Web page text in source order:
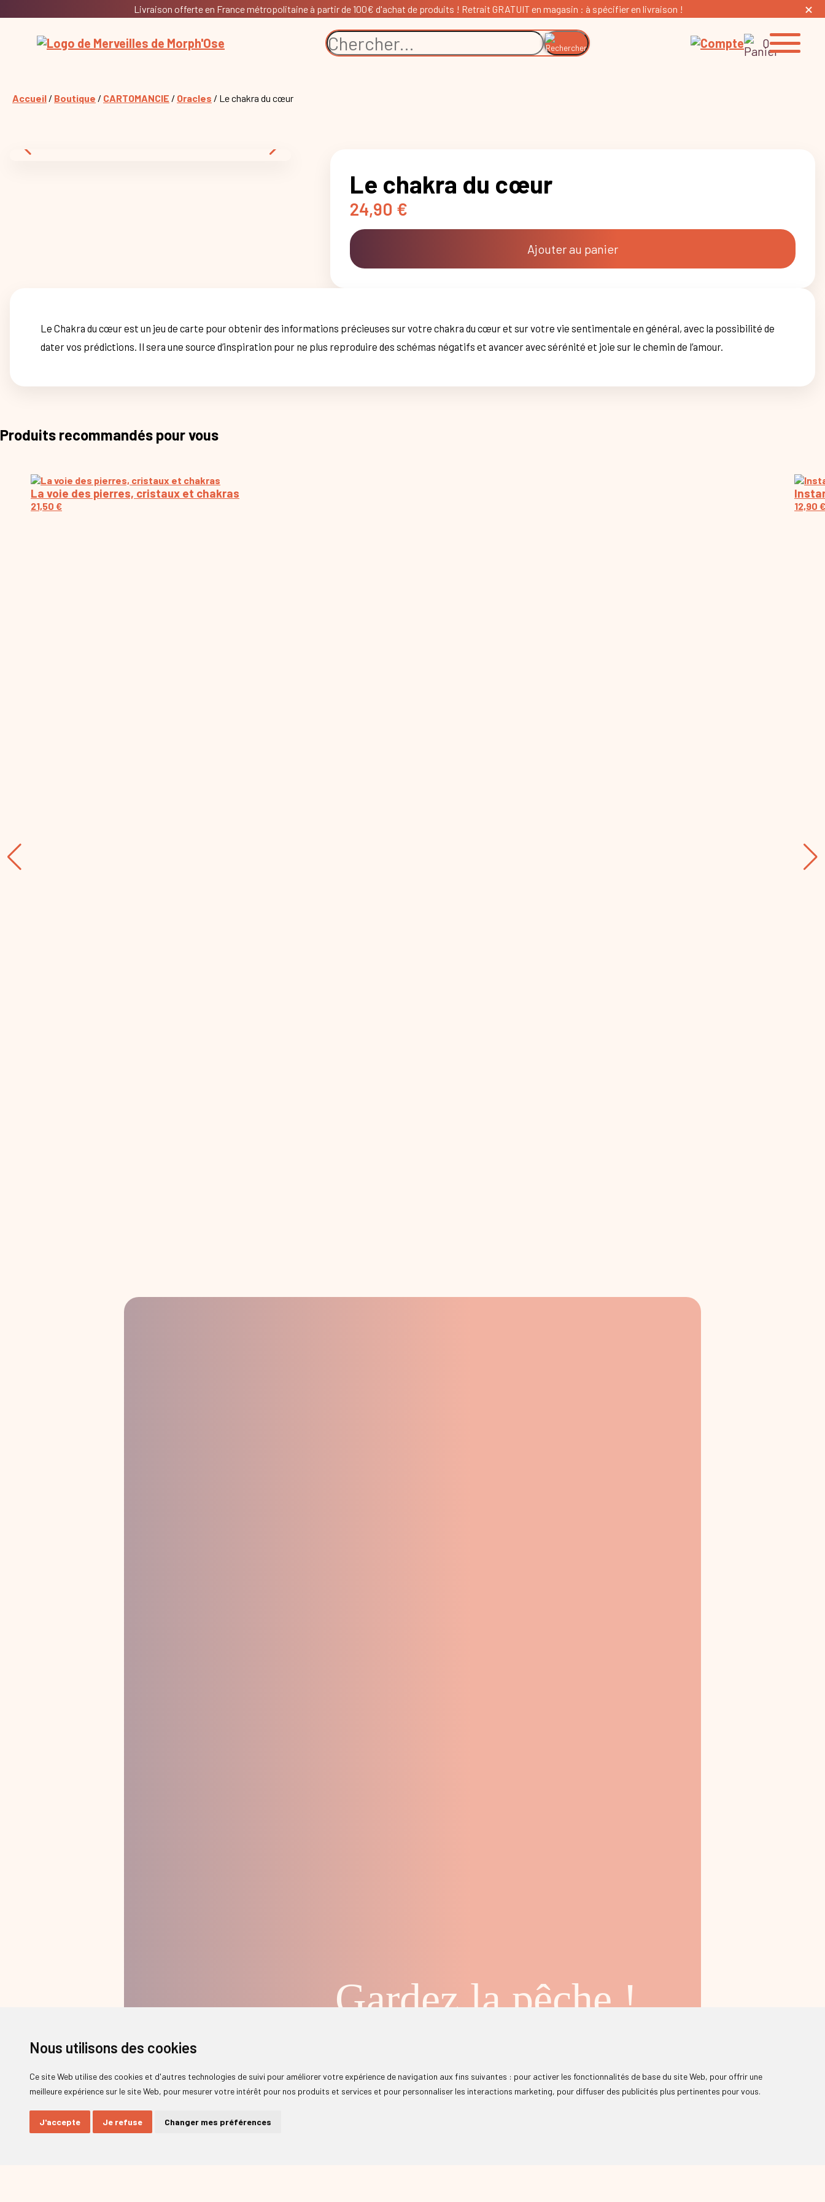
Nous utilisons des cookies
Ce site Web utilise des cookies et d'autres technologies de suivi pour améliorer votre expérience de navigation aux fins suivantes : pour activer les fonctionnalités de base du site Web, pour offrir une
meilleure expérience sur le site Web, pour mesurer votre intérêt pour nos produits et services et pour personnaliser les interactions marketing, pour diffuser des publicités plus pertinentes pour vous.
J'accepte Je refuse Changer mes préférences
Livraison offerte en France métropolitaine à partir de 100€ d'achat de produits ! Retrait GRATUIT en magasin : à spécifier en livraison !
0
Accueil / Boutique / CARTOMANCIE / Oracles / Le chakra du cœur
Le chakra du cœur
24,90 €
Ajouter au panier
Le Chakra du cœur est un jeu de carte pour obtenir des informations précieuses sur votre chakra du cœur et sur votre vie sentimentale en général, avec la possibilité de
dater vos prédictions. Il sera une source d’inspiration pour ne plus reproduire des schémas négatifs et avancer avec sérénité et joie sur le chemin de l’amour.
Produits recommandés pour vous
La voie des pierres, cristaux et chakras
21,50 € 12,90 €
Gardez la pêche !
J'accepte lapolitique de confidentialité